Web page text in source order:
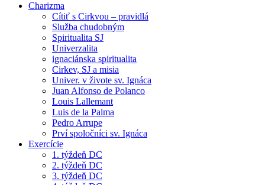
Charizma
Cítiť s Cirkvou – pravidlá
Služba chudobným
Spiritualita SJ
Univerzalita
ignaciánska spiritualita
Cirkev, SJ a misia
Univer. v živote sv. Ignáca
Juan Alfonso de Polanco
Louis Lallemant
Luis de la Palma
Pedro Arrupe
Prví spoločníci sv. Ignáca
Exercície
1. týždeň DC
2. týždeň DC
3. týždeň DC